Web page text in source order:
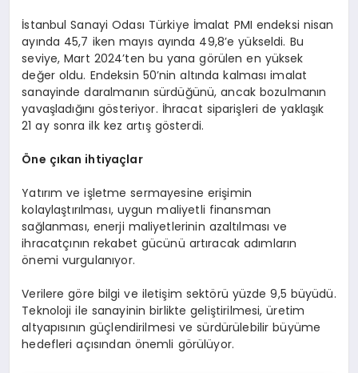
İstanbul Sanayi Odası Türkiye İmalat PMI endeksi nisan
ayında 45,7 iken mayıs ayında 49,8’e yükseldi. Bu
seviye, Mart 2024’ten bu yana görülen en yüksek
değer oldu. Endeksin 50’nin altında kalması imalat
sanayinde daralmanın sürdüğünü, ancak bozulmanın
yavaşladığını gösteriyor. İhracat siparişleri de yaklaşık
21 ay sonra ilk kez artış gösterdi.
Öne çıkan ihtiyaçlar
Yatırım ve işletme sermayesine erişimin
kolaylaştırılması, uygun maliyetli finansman
sağlanması, enerji maliyetlerinin azaltılması ve
ihracatçının rekabet gücünü artıracak adımların
önemi vurgulanıyor.
Verilere göre bilgi ve iletişim sektörü yüzde 9,5 büyüdü.
Teknoloji ile sanayinin birlikte geliştirilmesi, üretim
altyapısının güçlendirilmesi ve sürdürülebilir büyüme
hedefleri açısından önemli görülüyor.